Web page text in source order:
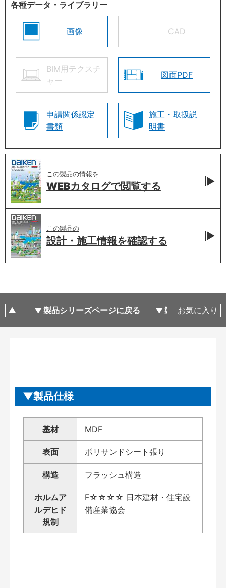
各種データ・ライブラリー
画像 CAD
BIM用テクスチ
ャー
図面PDF
申請関係認定
書類
施工・取扱説
明書
この製品の情報を
WEBカタログで閲覧する
この製品の
設計・施工情報を確認する
製品シリーズページに戻る 製品仕様
お気に入り
製品仕様
基材 MDF
表面 ポリサンドシート張り
構造 フラッシュ構造
ホルムア
ルデヒド
規制
F☆☆☆☆ 日本建材・住宅設
備産業協会